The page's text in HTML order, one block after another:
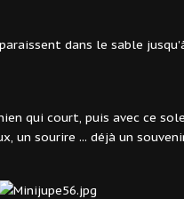
dans le sable
qui court, puis avec ce
un sourire ... déjà un